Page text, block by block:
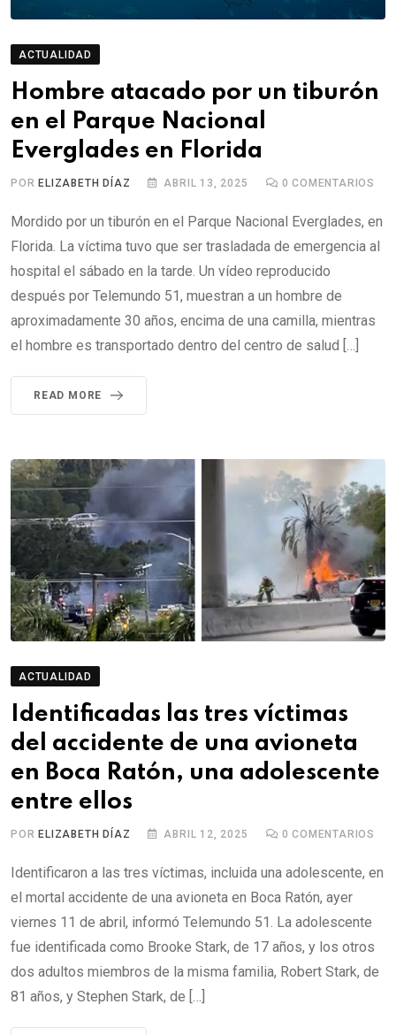
ACTUALIDAD
Hombre atacado por un tiburón
en el Parque Nacional
Everglades en Florida
POR ELIZABETH DÍAZ ABRIL 13, 2025 0 COMENTARIOS
Mordido por un tiburón en el Parque Nacional Everglades, en
Florida. La víctima tuvo que ser trasladada de emergencia al
hospital el sábado en la tarde. Un vídeo reproducido
después por Telemundo 51, muestran a un hombre de
aproximadamente 30 años, encima de una camilla, mientras
el hombre es transportado dentro del centro de salud […]
READ MORE
ACTUALIDAD
Identificadas las tres víctimas
del accidente de una avioneta
en Boca Ratón, una adolescente
entre ellos
POR ELIZABETH DÍAZ ABRIL 12, 2025 0 COMENTARIOS
Identificaron a las tres víctimas, incluida una adolescente, en
el mortal accidente de una avioneta en Boca Ratón, ayer
viernes 11 de abril, informó Telemundo 51. La adolescente
fue identificada como Brooke Stark, de 17 años, y los otros
dos adultos miembros de la misma familia, Robert Stark, de
81 años, y Stephen Stark, de […]